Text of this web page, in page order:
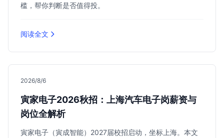
槛，帮你判断是否值得投。
阅读全文
2026/8/6
寅家电子2026秋招：上海汽车电子岗薪资与
岗位全解析
寅家电子（寅成智能）2027届校招启动，坐标上海。本文